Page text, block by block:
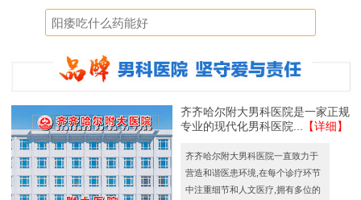
齐齐哈尔附大男科医院是一家正规
专业的现代化男科医院...
【详细】
齐齐哈尔附大男科医院一直致力于
营造和谐医患环境,在每个诊疗环节
中注重细节和人文医疗,拥有多位的